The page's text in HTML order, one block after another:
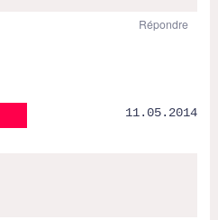
Répondre
11.05.2014